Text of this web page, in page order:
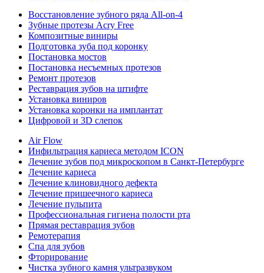
Восстановление зубного ряда All‑on‑4
Зубные протезы Acry Free
Композитные виниры
Подготовка зуба под коронку
Постановка мостов
Постановка несъемных протезов
Ремонт протезов
Реставрация зубов на штифте
Установка виниров
Установка коронки на имплантат
Цифровой и 3D слепок
Air Flow
Инфильтрация кариеса методом ICON
Лечение зубов под микроскопом в Санкт-Петербурге
Лечение кариеса
Лечение клиновидного дефекта
Лечение пришеечного кариеса
Лечение пульпита
Профессиональная гигиена полости рта
Прямая реставрация зубов
Ремотерапия
Спа для зубов
Фторирование
Чистка зубного камня ультразвуком